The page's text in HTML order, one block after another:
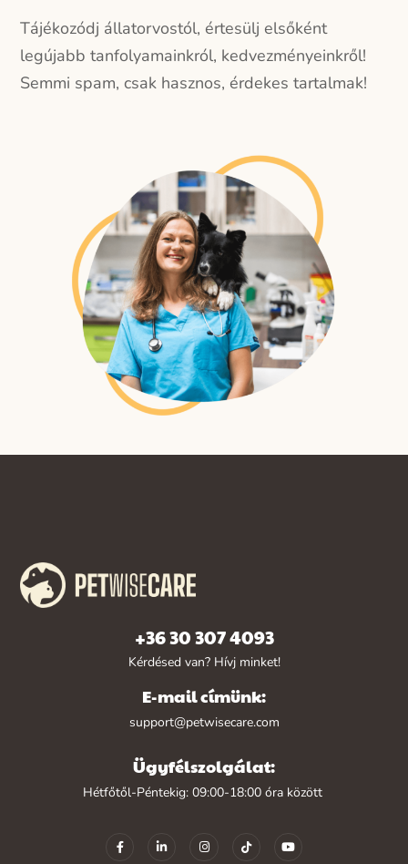
Tájékozódj állatorvostól, értesülj elsőként
legújabb tanfolyamainkról, kedvezményeinkről!
Semmi spam, csak hasznos, érdekes tartalmak!
+36 30 307 4093
Kérdésed van? Hívj minket!
E-mail címünk:
support@petwisecare.com
Ügyfélszolgálat:
Hétfőtől-Péntekig: 09:00-18:00 óra között